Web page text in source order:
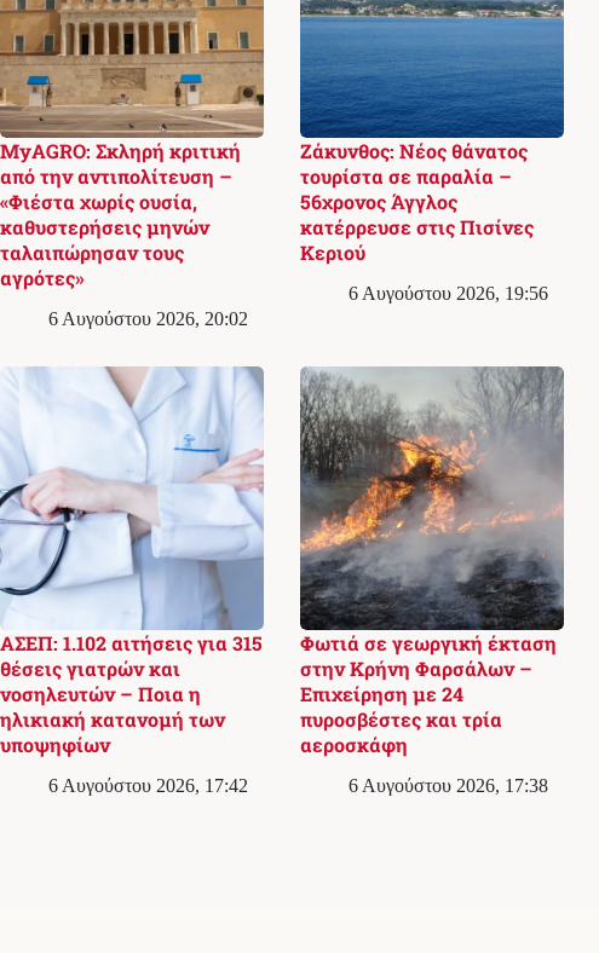
MyAGRO: Σκληρή κριτική
από την αντιπολίτευση –
«Φιέστα χωρίς ουσία,
καθυστερήσεις μηνών
ταλαιπώρησαν τους
αγρότες»
6 Αυγούστου 2026, 20:02
Ζάκυνθος: Νέος θάνατος
τουρίστα σε παραλία –
56χρονος Άγγλος
κατέρρευσε στις Πισίνες
Κεριού
6 Αυγούστου 2026, 19:56
ΑΣΕΠ: 1.102 αιτήσεις για 315
θέσεις γιατρών και
νοσηλευτών – Ποια η
ηλικιακή κατανομή των
υποψηφίων
6 Αυγούστου 2026, 17:42
Φωτιά σε γεωργική έκταση
στην Κρήνη Φαρσάλων –
Επιχείρηση με 24
πυροσβέστες και τρία
αεροσκάφη
6 Αυγούστου 2026, 17:38